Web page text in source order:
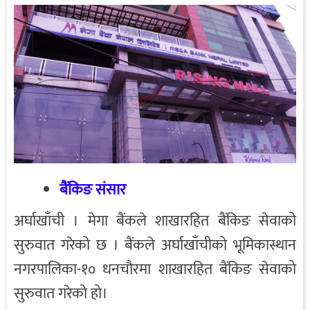
बैंकिङ संसार
अर्घाखाँची । मेगा बैंकले शाखारहित बैंकिङ सेवाको
सुरुवात गरेको छ । बैंकले अर्घाखाँचीको भूमिकास्थान
नगरपालिका-१० धनचौरमा शाखारहित बैंकिङ सेवाको
सुरुवात गरेको हो।